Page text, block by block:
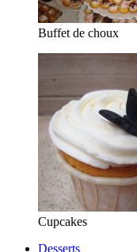
Buffet de choux
Cupcakes
Desserts